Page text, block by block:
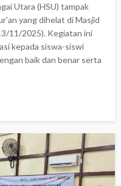
Utara (HSU) tampak
yang dihelat di Masjid
11/2025). Kegiatan ini
kepada siswa-siswi
baik dan benar serta